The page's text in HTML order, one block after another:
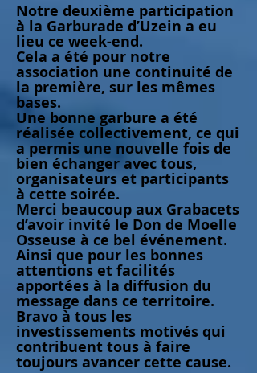
Notre deuxième participation
à la Garburade d’Uzein a eu
lieu ce week-end.
Cela a été pour notre
association une continuité de
la première, sur les mêmes
bases.
Une bonne garbure a été
réalisée collectivement, ce qui
a permis une nouvelle fois de
bien échanger avec tous,
organisateurs et participants
à cette soirée.
Merci beaucoup aux Grabacets
d’avoir invité le Don de Moelle
Osseuse à ce bel événement.
Ainsi que pour les bonnes
attentions et facilités
apportées à la diffusion du
message dans ce territoire.
Bravo à tous les
investissements motivés qui
contribuent tous à faire
toujours avancer cette cause.